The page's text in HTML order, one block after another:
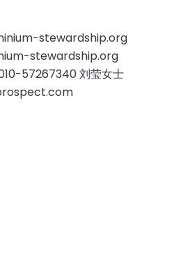
stewardship.org
stewardship.org
57267340 刘莹女士